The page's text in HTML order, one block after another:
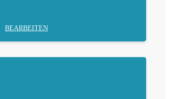
BEARBEITEN